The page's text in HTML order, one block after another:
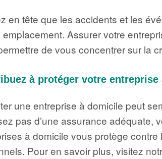
en tête que les accidents et les
emplacement. Assurer votre
de vous concentrer sur la
à protéger votre
une entreprise à domicile peut
pas d’une assurance adéquate,
à domicile vous protège
Pour en savoir plus, visitez